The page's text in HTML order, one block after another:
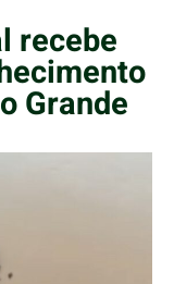
recebe
Grande